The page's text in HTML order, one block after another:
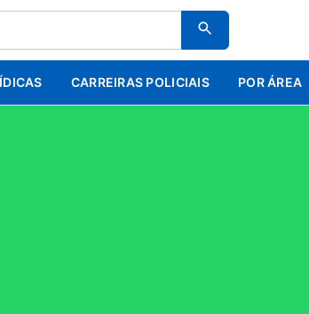
CARREIRAS POLICIAIS POR ÁREA
DA UNIÃO - PÓS EDITAL - PACOTE
DA UNIÃO -
2023